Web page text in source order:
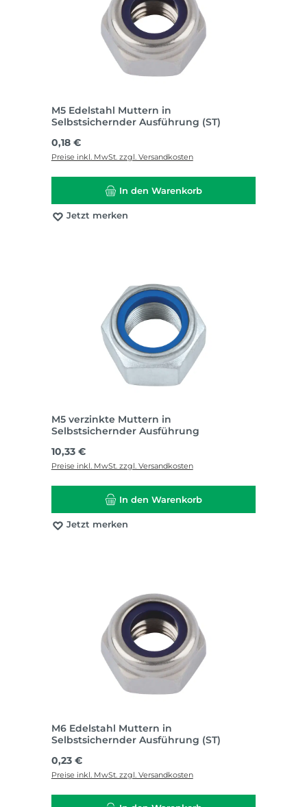
M5 Edelstahl Muttern in
Selbstsichernder Ausführung (ST)
Regulärer Preis:
0,18 €
Preise inkl. MwSt. zzgl. Versandkosten
In den Warenkorb
Jetzt merken
M5 verzinkte Muttern in
Selbstsichernder Ausführung
Regulärer Preis:
10,33 €
Preise inkl. MwSt. zzgl. Versandkosten
In den Warenkorb
Jetzt merken
M6 Edelstahl Muttern in
Selbstsichernder Ausführung (ST)
Regulärer Preis:
0,23 €
Preise inkl. MwSt. zzgl. Versandkosten